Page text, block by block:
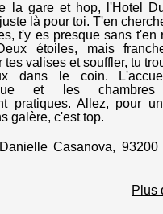
la gare et hop, l'Hotel
là pour toi. T'en
t'y es presque sans t'en
étoiles, mais
tes valises et souffler, tu
dans le coin.
et les
pratiques. Allez, pour
galère, c'est top.
Casanova, 93200
Plus